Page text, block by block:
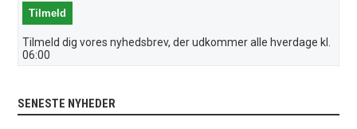
Tilmeld dig vores nyhedsbrev, der udkommer alle hverdage kl.
06:00
SENESTE NYHEDER